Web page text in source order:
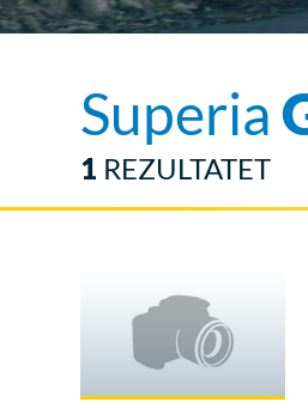
Superia
1 REZULTATET